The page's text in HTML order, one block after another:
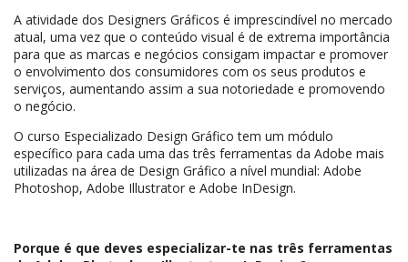
A atividade dos Designers Gráficos é imprescindível no mercado
atual, uma vez que o conteúdo visual é de extrema importância
para que as marcas e negócios consigam impactar e promover
o envolvimento dos consumidores com os seus produtos e
serviços, aumentando assim a sua notoriedade e promovendo
o negócio.
O curso Especializado Design Gráfico tem um módulo
específico para cada uma das três ferramentas da Adobe mais
utilizadas na área de Design Gráfico a nível mundial: Adobe
Photoshop, Adobe Illustrator e Adobe InDesign.
Porque é que deves especializar-te nas três ferramentas